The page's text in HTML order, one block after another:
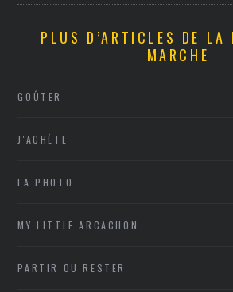
PLUS D’ARTICLES DE LA
MARCHE
GOÛTER
J'ACHÈTE
LA PHOTO
MY LITTLE ARCACHON
PARTIR OU RESTER